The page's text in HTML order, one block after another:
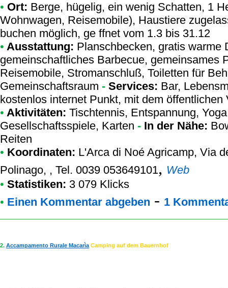
• Ort: Berge, hügelig, ein wenig Schatten, 1
Wohnwagen, Reisemobile), Haustiere
buchen möglich, ge ffnet vom 1.3 bis 31.12
• Ausstattung: Planschbecken, gratis warme
gemeinschaftliches Barbecue, gemeinsames
Reisemobile, Stromanschluß, Toiletten für
Gemeinschaftsraum - Services: Bar,
kostenlos internet Punkt, mit dem
• Aktivitäten: Tischtennis, Entspannung,
Gesellschaftsspiele, Karten - In der Nähe:
Reiten
• Koordinaten: L'Arca di Noé Agricamp, Via
Polinago, , Tel. 0039 053649101, Web
• Statistiken: 3 079 Klicks
• Einen Kommentar abgeben - 1
2. Accampamento Rurale Macarìa Camping auf dem Bauernhof